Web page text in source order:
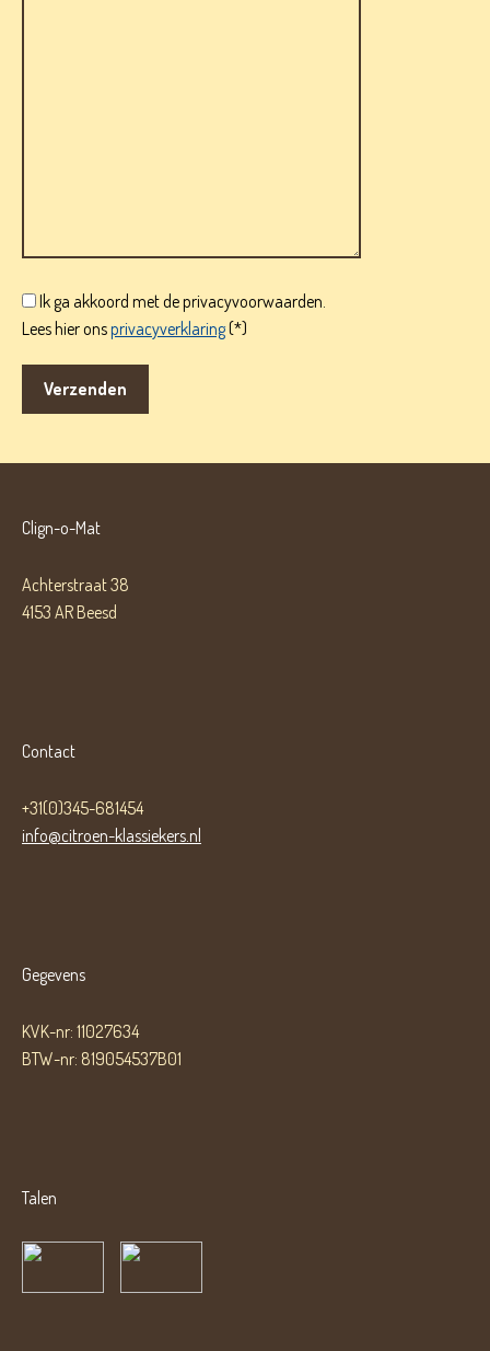
Ik ga akkoord met de privacyvoorwaarden.
Lees hier onsprivacyverklaring(*)
Clign-o-Mat
Achterstraat 38
4153 AR Beesd
Contact
+31(0)345-681454
info@citroen-klassiekers.nl
Gegevens
KVK-nr: 11027634
BTW-nr: 819054537B01
Talen